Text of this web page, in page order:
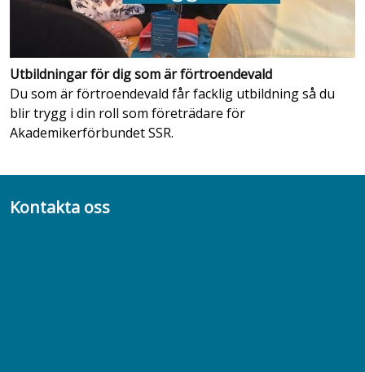
Utbildningar för dig som är förtroendevald
Du som är förtroendevald får facklig utbildning så du
blir trygg i din roll som företrädare för
Akademikerförbundet SSR.
Kontakta oss